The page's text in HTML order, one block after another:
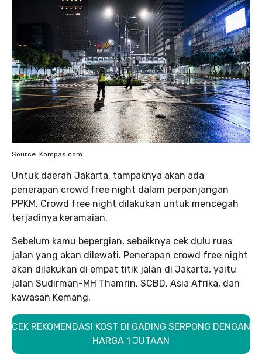
Source: Kompas.com
Untuk daerah Jakarta, tampaknya akan ada
penerapan crowd free night dalam perpanjangan
PPKM. Crowd free night dilakukan untuk mencegah
terjadinya keramaian.
Sebelum kamu bepergian, sebaiknya cek dulu ruas
jalan yang akan dilewati. Penerapan crowd free night
akan dilakukan di empat titik jalan di Jakarta, yaitu
jalan Sudirman-MH Thamrin, SCBD, Asia Afrika, dan
kawasan Kemang.
CEK REKOMENDASI KOST DI GADING SERPONG DENGAN
HARGA 1 JUTAAN